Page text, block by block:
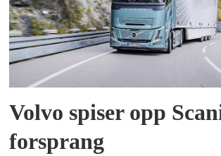
Volvo spiser opp
forsprang